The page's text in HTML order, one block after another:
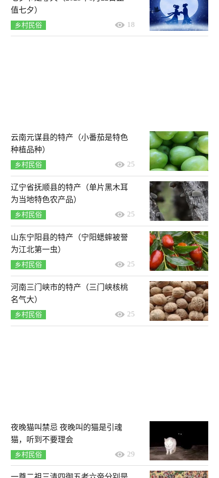
值七夕）
乡村民俗 18
云南元谋县的特产（小番茄是特色
种植品种）
乡村民俗 25
辽宁省抚顺县的特产（单片黑木耳
为当地特色农产品）
乡村民俗 25
山东宁阳县的特产（宁阳蟋蟀被誉
为江北第一虫）
乡村民俗 25
河南三门峡市的特产（三门峡核桃
名气大）
乡村民俗 25
夜晚猫叫禁忌 夜晚叫的猫是引魂
猫，听到不要理会
乡村民俗 29